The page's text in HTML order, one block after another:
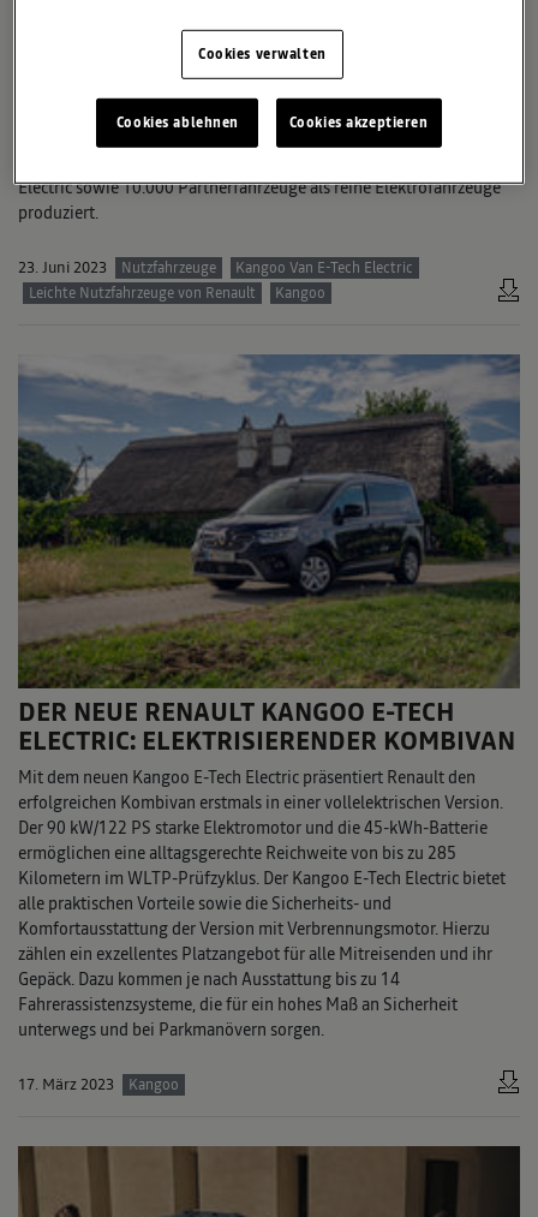
als erstes Elektrofahrzeug zum „International Van of the Year“
gewählt. Der Beginn einer bis heute anhaltenden Erfolgsstory, in
deren Verlauf sich der Kangoo Van E-Tech Electric als
meistverkauftes Modell seiner Klasse etablierte. Bis heute wurden
im nordfranzösischen Werk Maubeuge mehr als 90.000 Einheiten
Electric sowie 10.000 Partnerfahrzeuge als reine Elektrofahrzeuge
produziert.
23. Juni 2023 Nutzfahrzeuge
Kangoo Van E-Tech Electric
Leichte Nutzfahrzeuge von Renault
Kangoo
DER NEUE RENAULT KANGOO E-TECH
ELECTRIC: ELEKTRISIERENDER KOMBIVAN
Mit dem neuen Kangoo E-Tech Electric präsentiert Renault den
erfolgreichen Kombivan erstmals in einer vollelektrischen Version.
Der 90 kW/122 PS starke Elektromotor und die 45-kWh-Batterie
ermöglichen eine alltagsgerechte Reichweite von bis zu 285
Kilometern im WLTP-Prüfzyklus. Der Kangoo E-Tech Electric bietet
alle praktischen Vorteile sowie die Sicherheits- und
Komfortausstattung der Version mit Verbrennungsmotor. Hierzu
zählen ein exzellentes Platzangebot für alle Mitreisenden und ihr
Gepäck. Dazu kommen je nach Ausstattung bis zu 14
Fahrerassistenzsysteme, die für ein hohes Maß an Sicherheit
unterwegs und bei Parkmanövern sorgen.
17. März 2023 Kangoo
Cookies verwalten
Cookies ablehnen Cookies akzeptieren